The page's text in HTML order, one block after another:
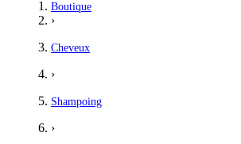
Boutique
›
Cheveux
›
Shampoing
›